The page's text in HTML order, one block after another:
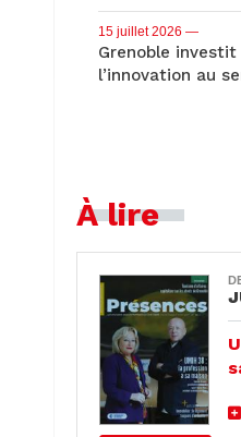
15 juillet 2026 —
Grenoble
l’innovation au
À lire